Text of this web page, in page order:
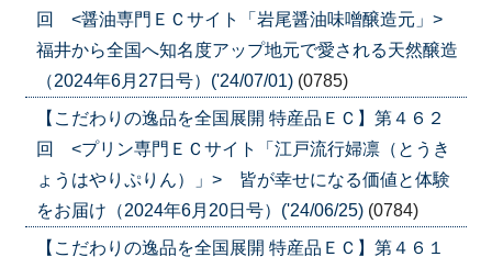
回 <醤油専門ＥＣサイト「岩尾醤油味噌醸造元」>
福井から全国へ知名度アップ地元で愛される天然醸造
（2024年6月27日号）('24/07/01) (0785)
【こだわりの逸品を全国展開 特産品ＥＣ】第４６２
回 <プリン専門ＥＣサイト「江戸流行婦凛（とうき
ょうはやりぷりん）」> 皆が幸せになる価値と体験
をお届け（2024年6月20日号）('24/06/25) (0784)
【こだわりの逸品を全国展開 特産品ＥＣ】第４６１